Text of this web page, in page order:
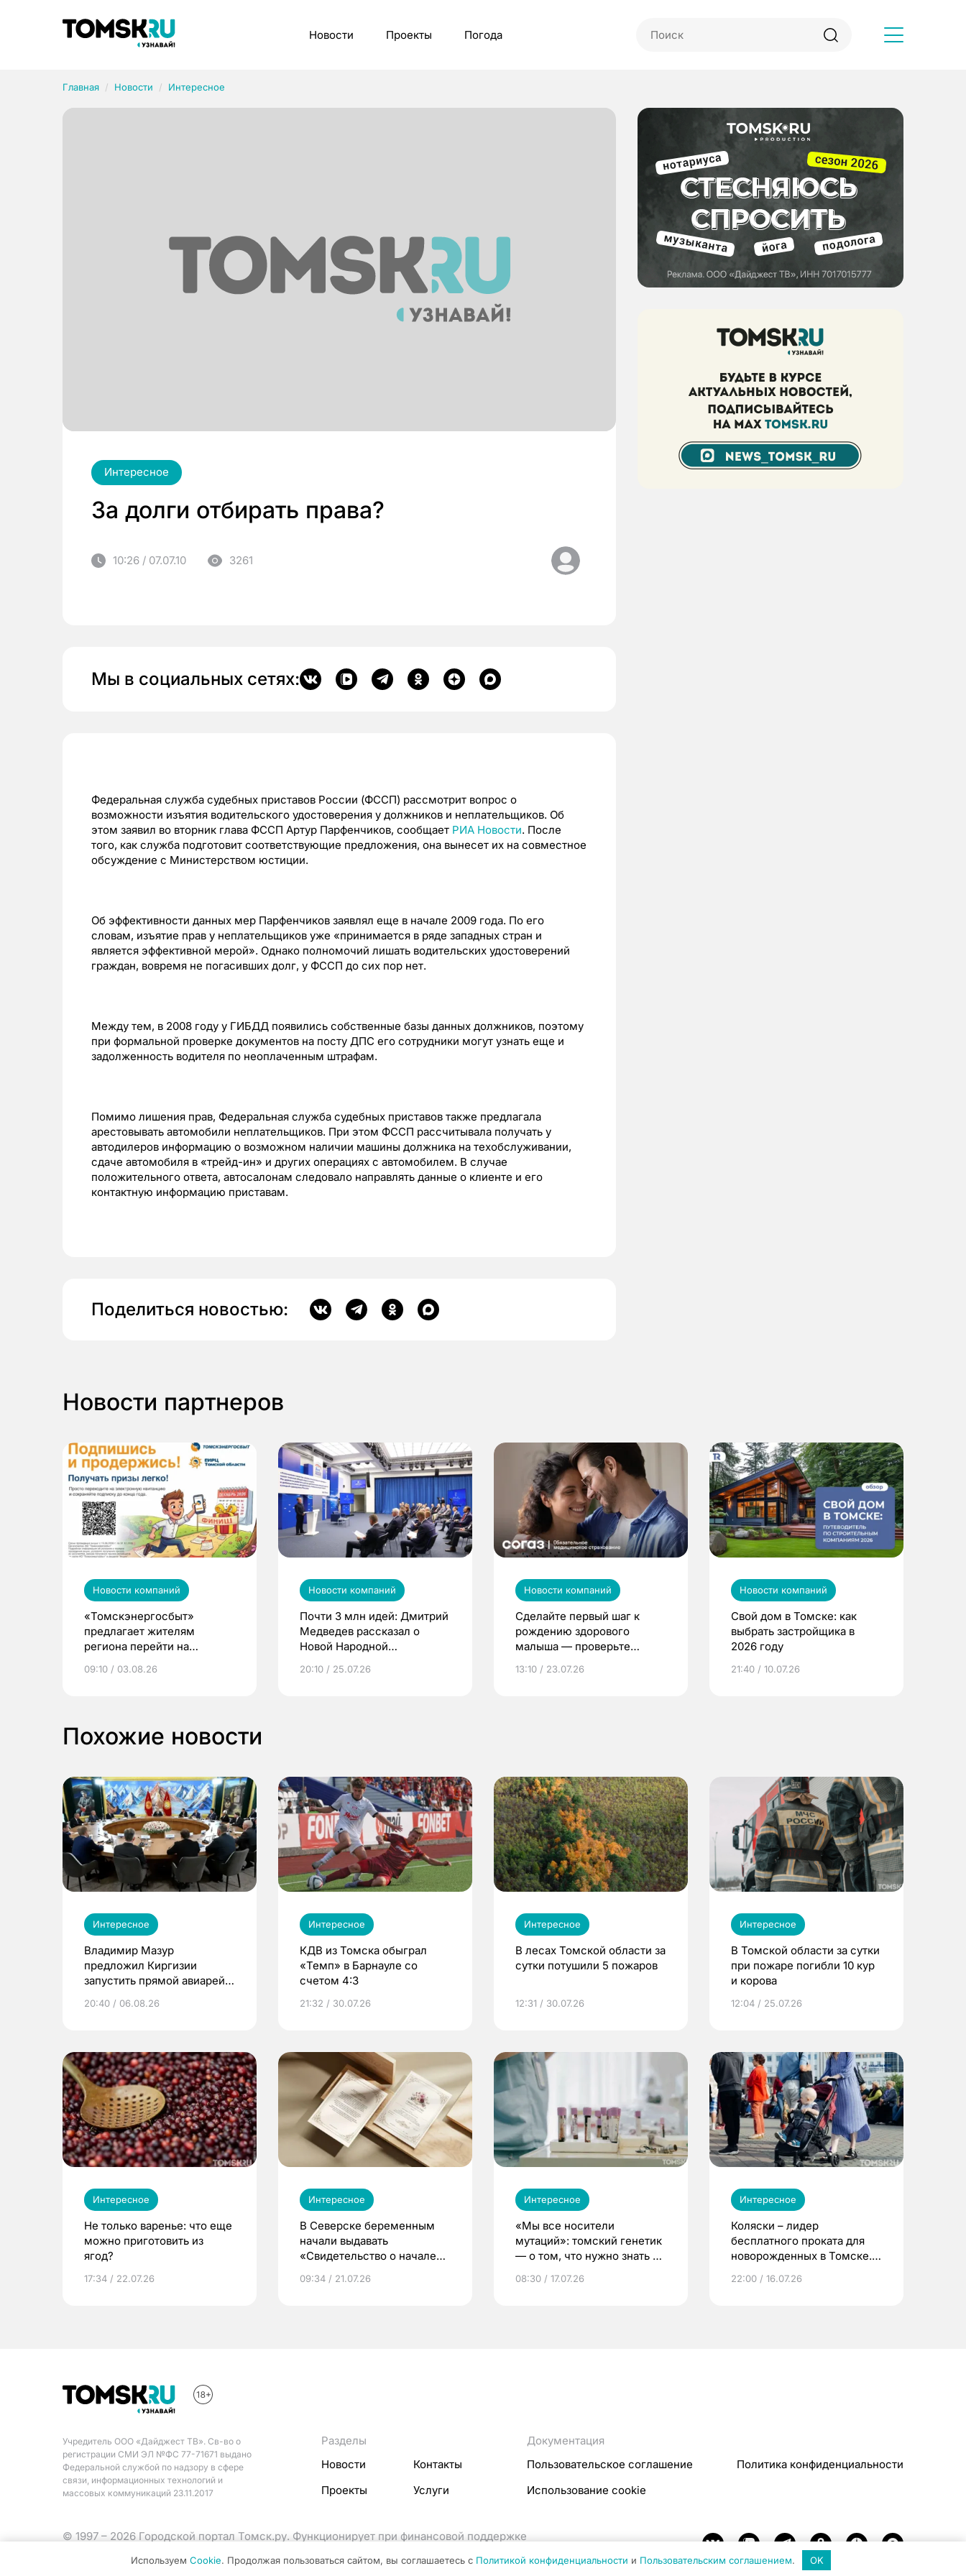
Новости Проекты Погода
Главная Новости Интересное
Интересное
За долги отбирать права?
10:26 / 07.07.10 3261
Мы в социальных сетях:
Федеральная служба судебных приставов России (ФССП) рассмотрит вопрос о
возможности изъятия водительского удостоверения у должников и неплательщиков. Об
этом заявил во вторник глава ФССП Артур Парфенчиков, сообщает РИА Новости. После
того, как служба подготовит соответствующие предложения, она вынесет их на совместное
обсуждение с Министерством юстиции.
Об эффективности данных мер Парфенчиков заявлял еще в начале 2009 года. По его
словам, изъятие прав у неплательщиков уже «принимается в ряде западных стран и
является эффективной мерой». Однако полномочий лишать водительских удостоверений
граждан, вовремя не погасивших долг, у ФССП до сих пор нет.
Между тем, в 2008 году у ГИБДД появились собственные базы данных должников, поэтому
при формальной проверке документов на посту ДПС его сотрудники могут узнать еще и
задолженность водителя по неоплаченным штрафам.
Помимо лишения прав, Федеральная служба судебных приставов также предлагала
арестовывать автомобили неплательщиков. При этом ФССП рассчитывала получать у
автодилеров информацию о возможном наличии машины должника на техобслуживании,
сдаче автомобиля в «трейд-ин» и других операциях с автомобилем. В случае
положительного ответа, автосалонам следовало направлять данные о клиенте и его
контактную информацию приставам.
Поделиться новостью:
Новости партнеров
Новости компаний
«Томскэнергосбыт»
предлагает жителям
региона перейти на
выиграть призы
09:10 / 03.08.26
Новости компаний
Почти 3 млн идей: Дмитрий
Медведев рассказал о
Новой Народной
20:10 / 25.07.26
Новости компаний
Сделайте первый шаг к
рождению здорового
малыша — проверьте
по ОМС!
13:10 / 23.07.26
Новости компаний
Свой дом в Томске: как
выбрать застройщика в
2026 году
21:40 / 10.07.26
Похожие новости
Интересное
Владимир Мазур
предложил Киргизии
запустить прямой авиарейс
20:40 / 06.08.26
Интересное
КДВ из Томска обыграл
«Темп» в Барнауле со
счетом 4:3
21:32 / 30.07.26
Интересное
В лесах Томской области за
сутки потушили 5 пожаров
12:31 / 30.07.26
Интересное
В Томской области за сутки
при пожаре погибли 10 кур
и корова
12:04 / 25.07.26
Интересное
Не только варенье: что еще
можно приготовить из
ягод?
17:34 / 22.07.26
Интересное
В Северске беременным
начали выдавать
«Свидетельство о начале
09:34 / 21.07.26
Интересное
«Мы все носители
мутаций»: томский генетик
— о том, что нужно знать до
08:30 / 17.07.26
Интересное
Коляски – лидер
бесплатного проката для
новорожденных в Томске.
22:00 / 16.07.26
Учредитель ООО «Дайджест ТВ». Св-во о
регистрации СМИ ЭЛ №ФС 77-71671 выдано
Федеральной службой по надзору в сфере
связи, информационных технологий и
массовых коммуникаций 23.11.2017
Разделы
Новости
Контакты
Проекты
Услуги
Документация
Пользовательское соглашение
Политика конфиденциальности
Использование cookie
© 1997 – 2026 Городской портал Томск.ру. Функционирует при финансовой поддержке
Рубрики
Используем Cookie. Продолжая пользоваться сайтом, вы соглашаетесь с Политикой конфиденциальности и Пользовательским соглашением. OK